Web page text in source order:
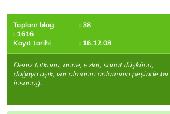
Toplam blog
: 38
: 1616
Kayıt tarihi
: 16.12.08
Deniz tutkunu, anne, evlat, sanat düşkünü,
doğaya aşık, var olmanın anlamının peşinde bir
insanoğ..